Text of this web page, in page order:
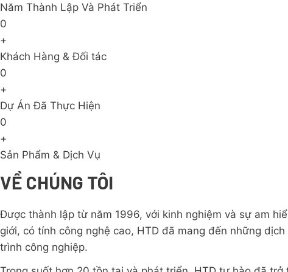
Năm Thành Lập Và Phát Triển
0
+
Khách Hàng & Đối tác
0
+
Dự Án Đã Thực Hiện
0
+
Sản Phẩm & Dịch Vụ
VỀ CHÚNG TÔI
Được thành lập từ năm 1996, với kinh nghiệm và sự am
giới, có tính công nghệ cao, HTD đã mang đến những
trình công nghiệp.